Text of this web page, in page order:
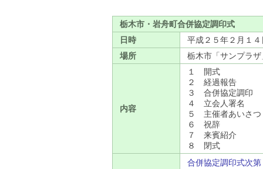
栃木市・岩舟町合併協定調印式
日時
平成２５年２月１
場所
栃木市「サンプラ
内容
１ 開式
２ 経過報告
３ 合併協定調印
４ 立会人署名
５ 主催者あいさつ
６ 祝辞
７ 来賓紹介
８ 閉式
合併協定調印式次第